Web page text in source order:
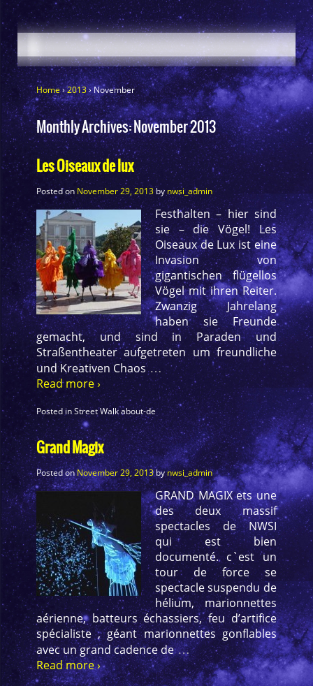
Home›2013›November
Monthly Archives:November 2013
Les Oiseaux de lux
Posted on November 29, 2013bynwsi_admin
Festhalten – hier sind
sie – die Vögel! Les
Oiseaux de Lux ist eine
Invasion von
gigantischen flügellos
Vögel mit ihren Reiter.
Zwanzig Jahrelang
haben sie Freunde
gemacht, und sind in Paraden und
Straßentheater aufgetreten um freundliche
und Kreativen Chaos …
Read more ›
Posted inStreet Walk about-de
Grand Magix
Posted onNovember 29, 2013bynwsi_admin
GRAND MAGIX ets une
des deux massif
spectacles de NWSI
qui est bien
documenté. c`est un
tour de force se
spectacle suspendu de
hélium, marionnettes
aérienne, batteurs échassiers, feu d’artifice
spécialiste , géant marionnettes gonflables
avec un grand cadence de …
Read more ›